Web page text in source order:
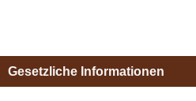
Gesetzliche Informationen